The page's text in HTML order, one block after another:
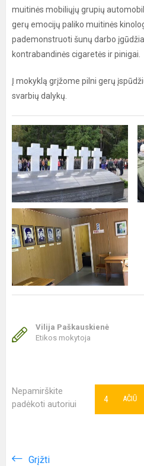
muitinės mobiliųjų grupių
gerų emocijų paliko muitinės
pademonstruoti šunų darbo
kontrabandinės cigaretės ir pinigai.
Į mokyklą grįžome pilni gerų
svarbių dalykų.
Vilija Paškauskienė
Etikos mokytoja
Nepamirškite
padėkoti autoriui
AČIŪ
4
Grįžti